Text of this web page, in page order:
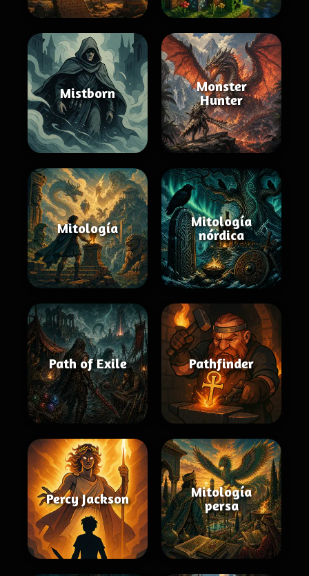
Mistborn
Monster
Hunter
Mitología
Mitología
nórdica
Path of Exile Pathfinder
Percy Jackson
Mitología
persa